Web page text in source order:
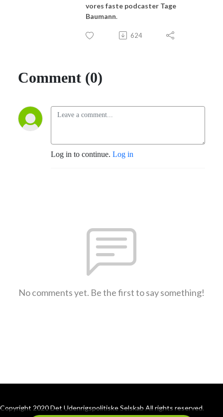
vores faste podcaster Tage
Baumann.
624
Comment (0)
Log in to continue. Log in
No comments yet. Be the first to say something!
Copyright 2020 Det Udenrigspolitiske Selskab All rights reserved.